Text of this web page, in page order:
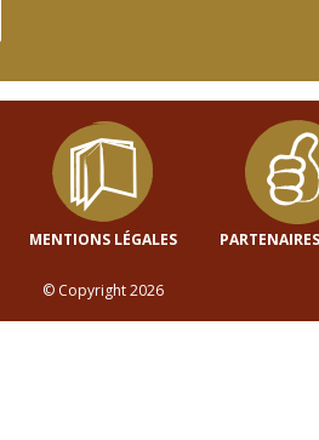
MENTIONS LÉGALES
© Copyright 2026